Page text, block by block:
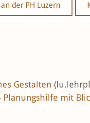
der PH Luzern
Gestalten
Planungshilfe mit